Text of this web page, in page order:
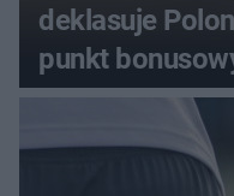
deklasuje
punkt